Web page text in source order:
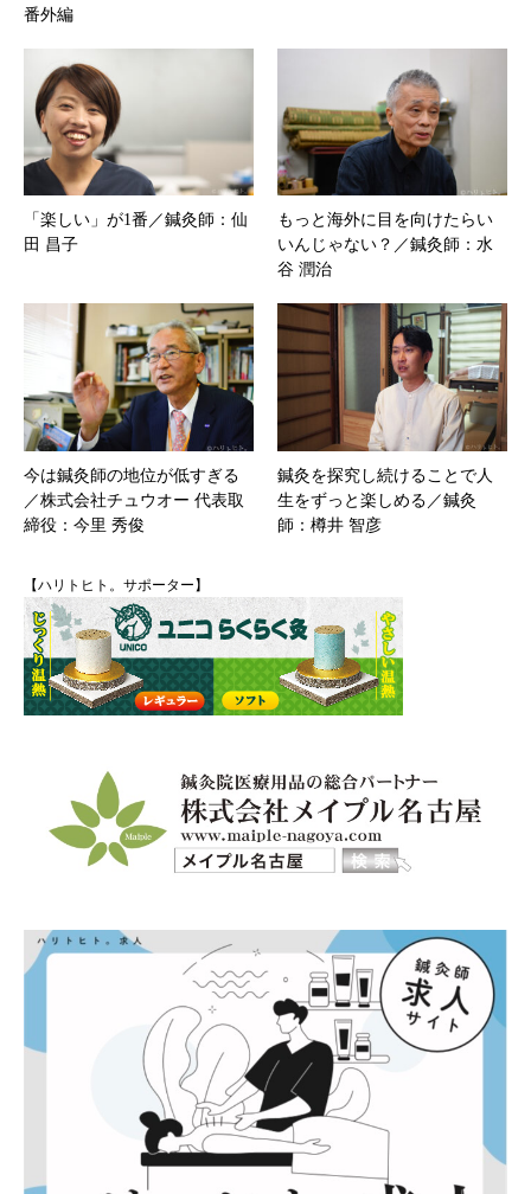
番外編
「楽しい」が1番／鍼灸師：仙
田 昌子
もっと海外に目を向けたらい
いんじゃない？／鍼灸師：水
谷 潤治
今は鍼灸師の地位が低すぎる
／株式会社チュウオー 代表取
締役：今里 秀俊
鍼灸を探究し続けることで人
生をずっと楽しめる／鍼灸
師：樽井 智彦
【ハリトヒト。サポーター】